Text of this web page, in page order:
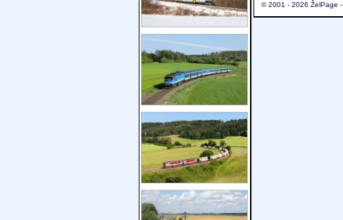
© 2001 - 2026 ŽelPage -